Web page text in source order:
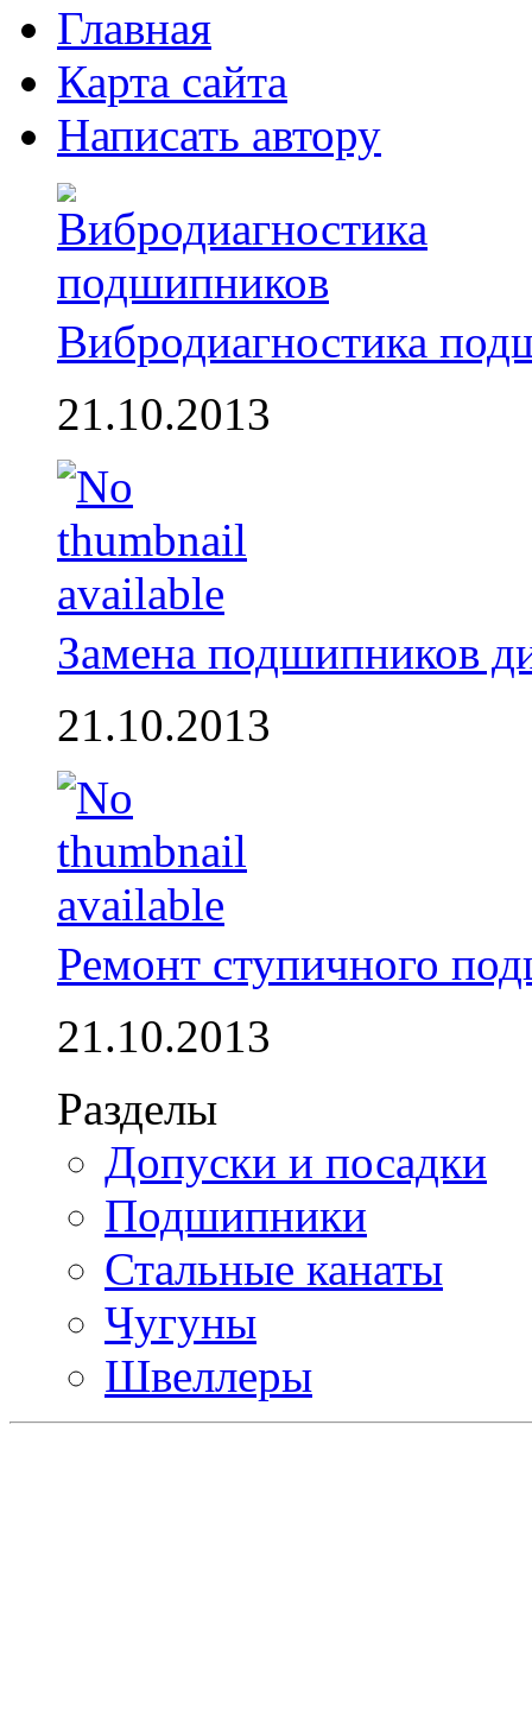
Главная
Карта сайта
Написать автору
Вибродиагностика
21.10.2013
Замена подшипников
21.10.2013
Ремонт ступичного
21.10.2013
Разделы
Допуски и посадки
Подшипники
Стальные канаты
Чугуны
Швеллеры